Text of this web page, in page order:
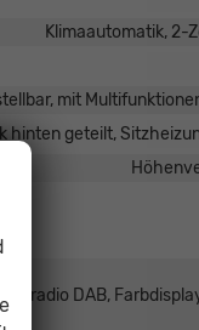
Klimaautomatik, 2-
mit
hinten geteilt,
DAB,